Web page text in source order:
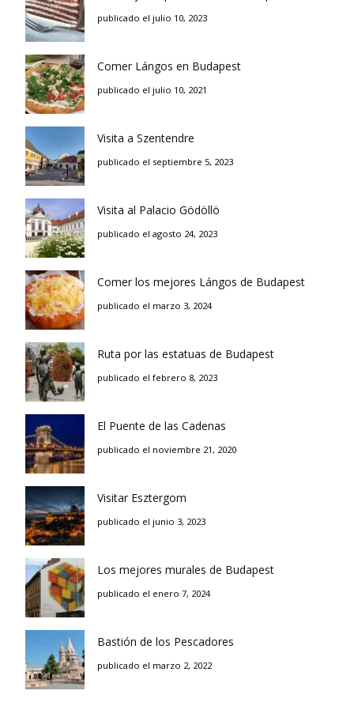
publicado el julio 10, 2023
Comer Lángos en Budapest
publicado el julio 10, 2021
Visita a Szentendre
publicado el septiembre 5, 2023
Visita al Palacio Gödöllö
publicado el agosto 24, 2023
Comer los mejores Lángos de Budapest
publicado el marzo 3, 2024
Ruta por las estatuas de Budapest
publicado el febrero 8, 2023
El Puente de las Cadenas
publicado el noviembre 21, 2020
Visitar Esztergom
publicado el junio 3, 2023
Los mejores murales de Budapest
publicado el enero 7, 2024
Bastión de los Pescadores
publicado el marzo 2, 2022